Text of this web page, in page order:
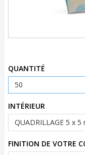
QUANTITÉ
INTÉRIEUR
FINITION DE VOTRE